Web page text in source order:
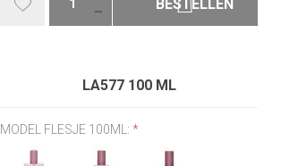
BESTELLEN
LA577 100 ML
MODEL FLESJE 100ML:*